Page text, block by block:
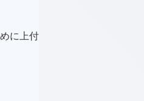
に上付